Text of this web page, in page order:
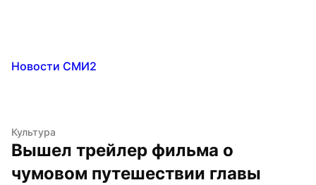
Новости СМИ2
Культура
Вышел трейлер фильма о
чумовом путешествии главы